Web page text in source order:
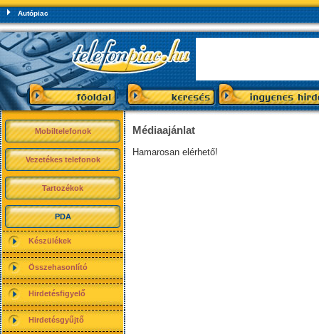
Autópiac
Mobiltelefonok
Vezetékes telefonok
Tartozékok
PDA
Készülékek
Összehasonlító
Hirdetésfigyelő
Hirdetésgyűjtő
Médiaajánlat
Hamarosan elérhető!